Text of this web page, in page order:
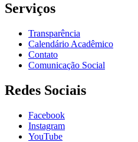
Serviços
Transparência
Calendário Acadêmico
Contato
Comunicação Social
Redes Sociais
Facebook
Instagram
YouTube